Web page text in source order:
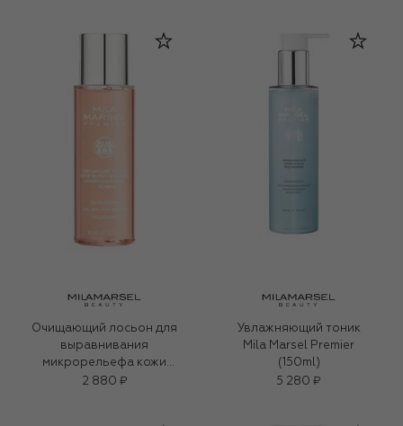
Очищающий лосьон для
выравнивания
микрорельефа кожи
Mila Marsel Premier
2 880 ₽
Увлажняющий тоник
Mila Marsel Premier
(150ml)
5 280 ₽